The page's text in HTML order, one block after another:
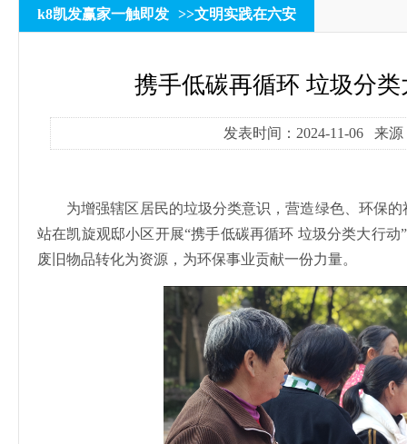
k8凯发赢家一触即发 >>文明实践在六安
携手低碳再循环 垃圾分
发表时间：2024-11-06 来
为增强辖区居民的垃圾分类意识，营造绿色、环保
站在凯旋观邸小区开展“携手低碳再循环 垃圾分类大行
废旧物品转化为资源，为环保事业贡献一份力量。